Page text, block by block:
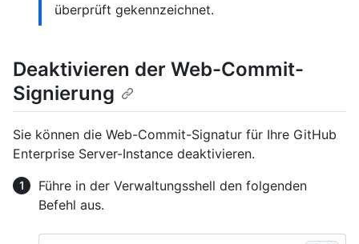
überprüft gekennzeichnet.
Deaktivieren der Web-Commit-
Signierung
Sie können die Web-Commit-Signatur für Ihre GitHub
Enterprise Server-Instance deaktivieren.
Führe in der Verwaltungsshell den folgenden
Befehl aus.